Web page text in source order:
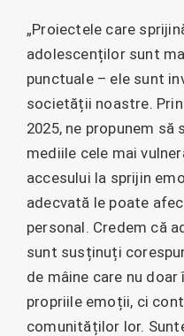
„Proiectele care
adolescenților sunt
punctuale – ele sunt
societății noastre.
2025, ne propunem
mediile cele mai
accesului la sprijin
adecvată le poate
personal. Credem că
sunt susținuți
de mâine care nu
propriile emoții, ci
comunităților lor.